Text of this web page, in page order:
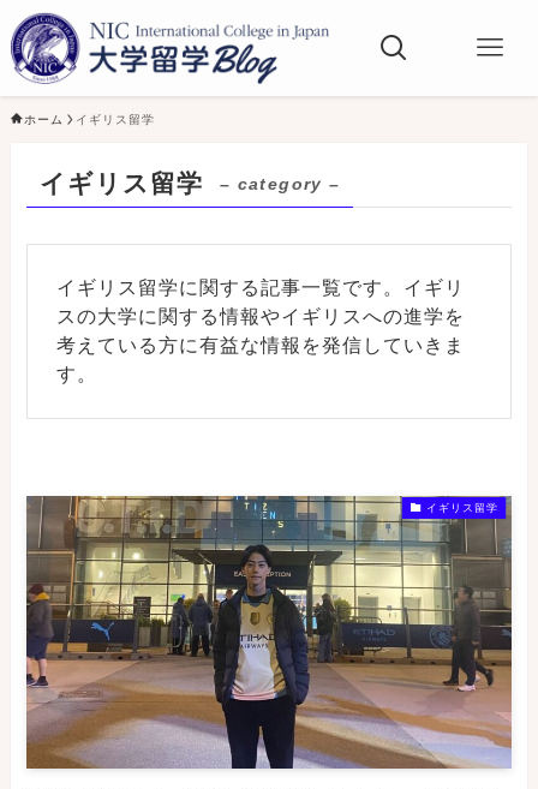
ホーム イギリス留学
イギリス留学 – category –
イギリス留学に関する記事一覧です。イギリ
スの大学に関する情報やイギリスへの進学を
考えている方に有益な情報を発信していきま
す。
イギリス留学